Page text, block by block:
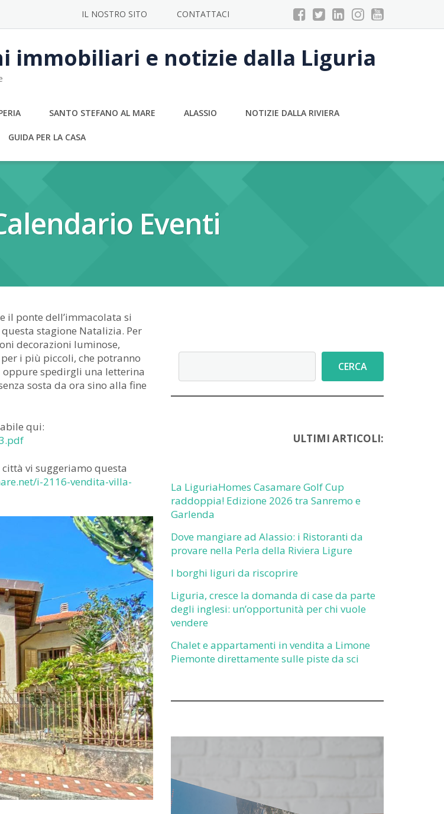
IL NOSTRO SITO CONTATTACI
immobiliari e notizie dalla Liguria
SANTO STEFANO AL MARE ALASSIO NOTIZIE DALLA RIVIERA
GUIDA PER LA CASA
Eventi
il ponte dell’immacolata si
stagione Natalizia. Per
decorazioni luminose,
i più piccoli, che potranno
oppure spedirgli una letterina
sosta da ora sino alla fine
qui:
vi suggeriamo questa
i-2116-vendita-villa-
CERCA
ULTIMI ARTICOLI:
La LiguriaHomes Casamare Golf Cup
raddoppia! Edizione 2026 tra Sanremo e
Garlenda
Dove mangiare ad Alassio: i Ristoranti da
provare nella Perla della Riviera Ligure
I borghi liguri da riscoprire
Liguria, cresce la domanda di case da parte
degli inglesi: un’opportunità per chi vuole
vendere
Chalet e appartamenti in vendita a Limone
Piemonte direttamente sulle piste da sci